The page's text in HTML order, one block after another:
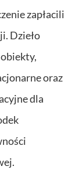
zapłacili
Dzieło
oraz
dla